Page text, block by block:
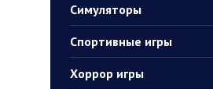
Симуляторы
Спортивные игры
Хоррор игры